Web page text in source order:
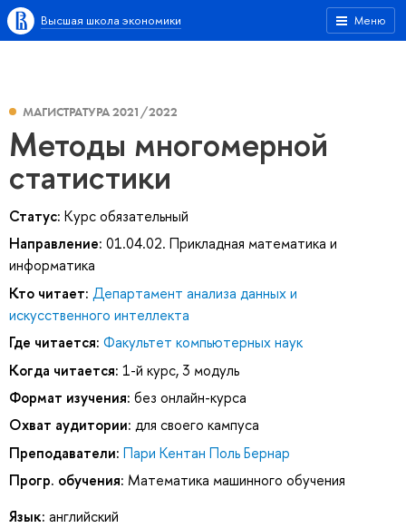
Меню
Высшая школа экономики
МАГИСТРАТУРА 2021/2022
Методы многомерной
статистики
Статус: Курс обязательный
Направление: 01.04.02. Прикладная математика и
информатика
Кто читает: Департамент анализа данных и
искусственного интеллекта
Где читается: Факультет компьютерных наук
Когда читается: 1-й курс, 3 модуль
Формат изучения: без онлайн-курса
Охват аудитории: для своего кампуса
Преподаватели: Пари Кентан Поль Бернар
Прогр. обучения: Математика машинного обучения
Язык: английский